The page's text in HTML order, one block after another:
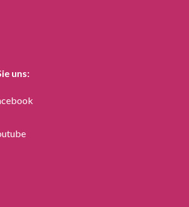
uns: